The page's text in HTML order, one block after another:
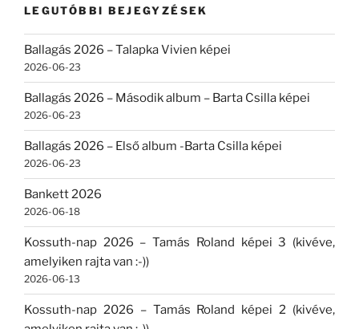
LEGUTÓBBI BEJEGYZÉSEK
Ballagás 2026 – Talapka Vivien képei
2026-06-23
Ballagás 2026 – Második album – Barta Csilla képei
2026-06-23
Ballagás 2026 – Első album -Barta Csilla képei
2026-06-23
Bankett 2026
2026-06-18
Kossuth-nap 2026 – Tamás Roland képei 3 (kivéve,
amelyiken rajta van :-))
2026-06-13
Kossuth-nap 2026 – Tamás Roland képei 2 (kivéve,